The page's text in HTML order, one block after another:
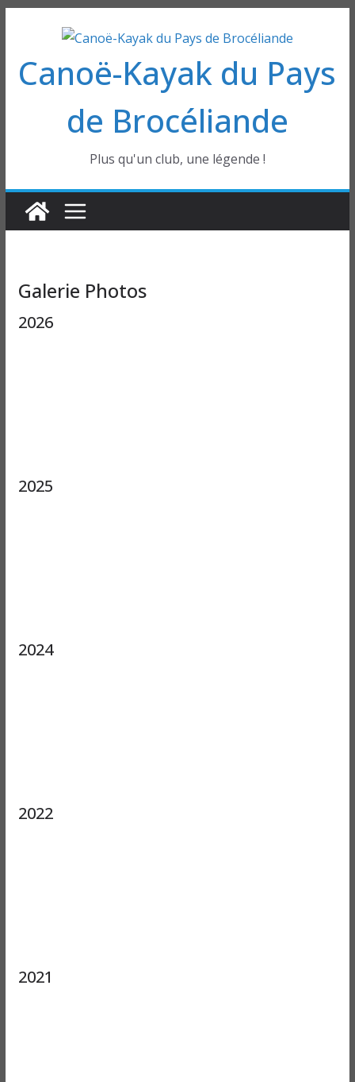
contenu
Canoë-Kayak du Pays
de Brocéliande
Plus qu'un club, une légende !
Galerie Photos
2026
2025
2024
2022
2021